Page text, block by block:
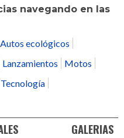
navegando en las
Autos ecológicos
Lanzamientos
Motos
Tecnología
GALERIAS